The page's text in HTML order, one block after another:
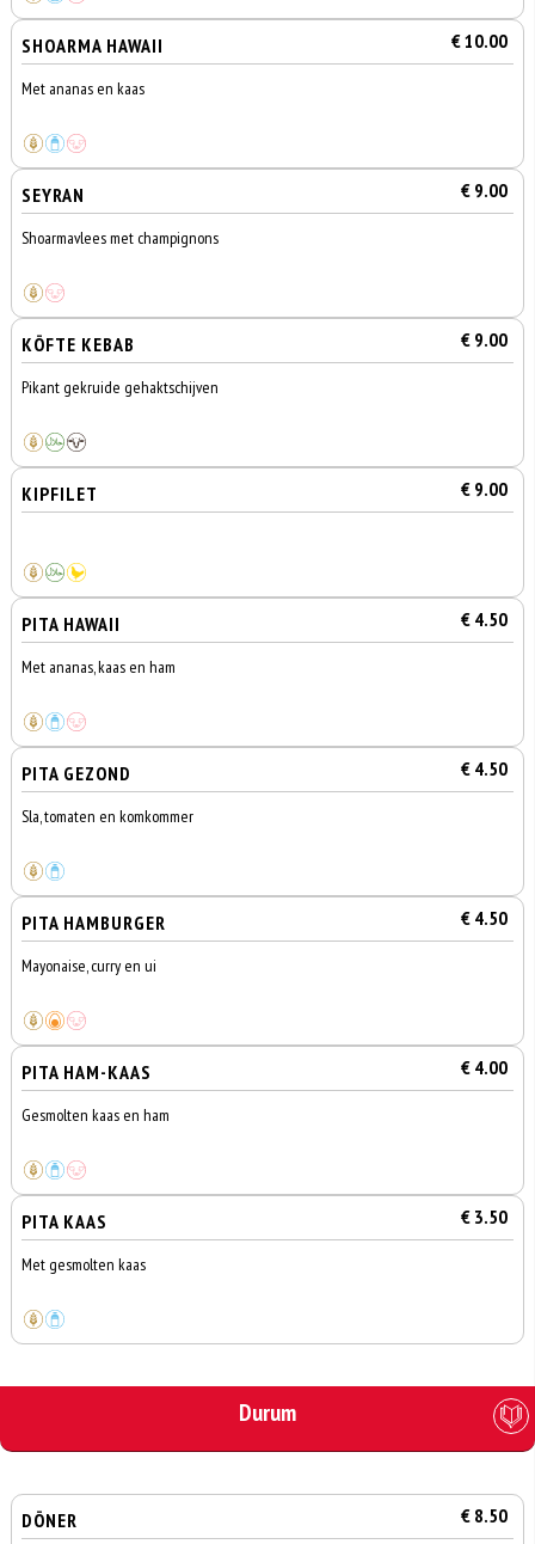
SHOARMA HAWAII € 10.00
Met ananas en kaas
SEYRAN € 9.00
Shoarmavlees met champignons
KÖFTE KEBAB € 9.00
Pikant gekruide gehaktschijven
KIPFILET € 9.00
PITA HAWAII € 4.50
Met ananas, kaas en ham
PITA GEZOND € 4.50
Sla, tomaten en komkommer
PITA HAMBURGER € 4.50
Mayonaise, curry en ui
PITA HAM-KAAS € 4.00
Gesmolten kaas en ham
PITA KAAS € 3.50
Met gesmolten kaas
Durum
DÖNER € 8.50